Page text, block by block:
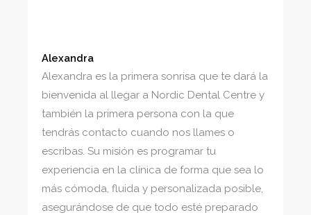
Alexandra
Alexandra es la primera sonrisa que te dará la
bienvenida al llegar a Nordic Dental Centre y
también la primera persona con la que
tendrás contacto cuando nos llames o
escribas. Su misión es programar tu
experiencia en la clínica de forma que sea lo
más cómoda, fluida y personalizada posible,
asegurándose de que todo esté preparado